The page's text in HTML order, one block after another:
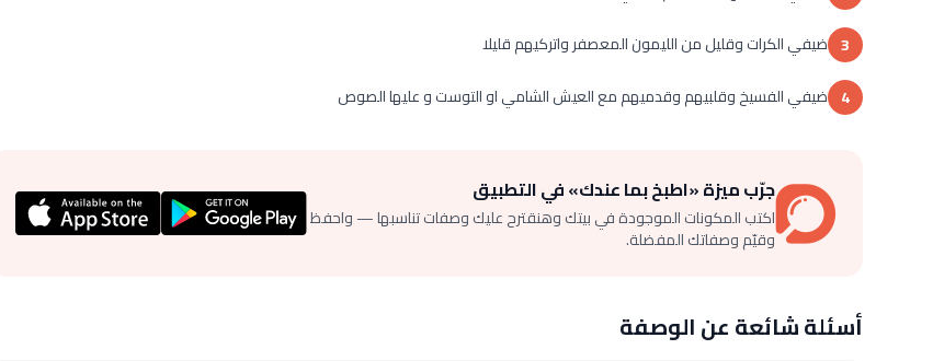
3 ضيفي الكرات وقليل من الليمون المعصفر واتركيهم قليلا
4 ضيفي الفسيخ وقلبيهم وقدميهم مع العيش الشامي او التوست و عليها الصوص
جرّب ميزة «اطبخ بما عندك» في التطبيق
اكتب المكونات الموجودة في بيتك وهنقترح عليك وصفات تناسبها — واحفظ
وقيّم وصفاتك المفضلة.
أسئلة شائعة عن الوصفة